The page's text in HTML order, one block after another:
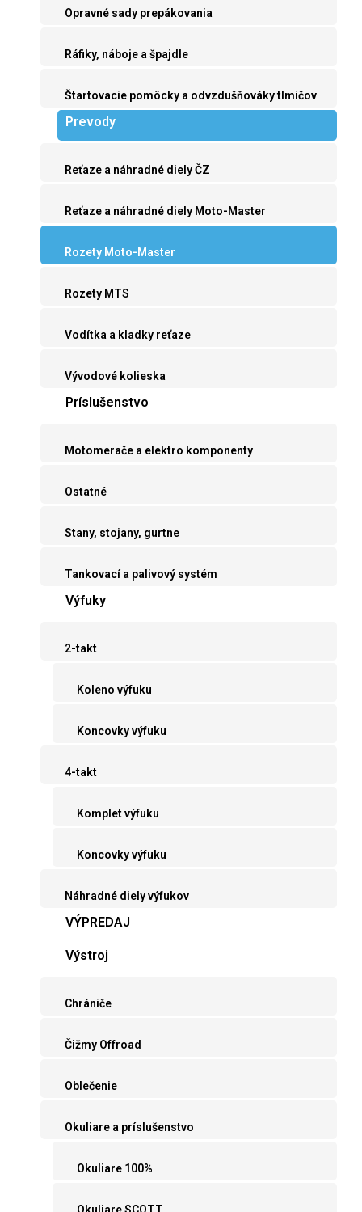
Opravné sady prepákovania
Ráfiky, náboje a špajdle
Štartovacie pomôcky a odvzdušňováky tlmičov
Prevody
Reťaze a náhradné diely ČZ
Reťaze a náhradné diely Moto-Master
Rozety Moto-Master
Rozety MTS
Vodítka a kladky reťaze
Vývodové kolieska
Príslušenstvo
Motomerače a elektro komponenty
Ostatné
Stany, stojany, gurtne
Tankovací a palivový systém
Výfuky
2-takt
Koleno výfuku
Koncovky výfuku
4-takt
Komplet výfuku
Koncovky výfuku
Náhradné diely výfukov
VÝPREDAJ
Výstroj
Chrániče
Čižmy Offroad
Oblečenie
Okuliare a príslušenstvo
Okuliare 100%
Okuliare SCOTT